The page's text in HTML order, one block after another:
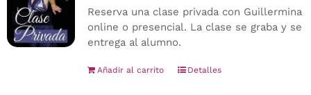
Reserva una clase privada con Guillermina
online o presencial. La clase se graba y se
entrega al alumno.
Añadir al carrito Detalles